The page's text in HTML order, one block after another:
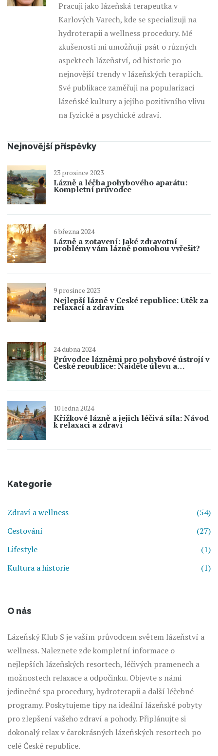
Pracuji jako lázeňská terapeutka v
Karlových Varech, kde se specializuji na
hydroterapii a wellness procedury. Mé
zkušenosti mi umožňují psát o různých
aspektech lázeňství, od historie po
nejnovější trendy v lázeňských terapiích.
Své publikace zaměřuji na popularizaci
lázeňské kultury a jejího pozitivního vlivu
na fyzické a psychické zdraví.
Nejnovější příspěvky
23 prosince 2023
Lázně a léčba pohybového aparátu:
Kompletní průvodce
6 března 2024
Lázně a zotavení: Jaké zdravotní
problémy vám lázně pomohou vyřešit?
9 prosince 2023
Nejlepší lázně v České republice: Útěk za
relaxací a zdravím
24 dubna 2024
Průvodce lázněmi pro pohybové ústrojí v
České republice: Najděte úlevu a
regeneraci
10 ledna 2024
Křížkové lázně a jejich léčivá síla: Návod
k relaxaci a zdraví
Kategorie
Zdraví a wellness
(54)
Cestování
(27)
Lifestyle
(1)
Kultura a historie
(1)
O nás
Lázeňský Klub S je vaším průvodcem světem lázeňství a
wellness. Naleznete zde kompletní informace o
nejlepších lázeňských resortech, léčivých pramenech a
možnostech relaxace a odpočinku. Objevte s námi
jedinečné spa procedury, hydroterapii a další léčebné
programy. Poskytujeme tipy na ideální lázeňské pobyty
pro zlepšení vašeho zdraví a pohody. Připlánujte si
dokonalý relax v čarokrásných lázeňských resortech po
celé České republice.